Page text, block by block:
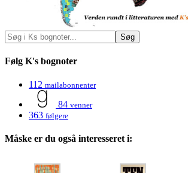
Følg K's bognoter
112 mailabonnenter
84 venner
363 følgere
Måske er du også interesseret i: